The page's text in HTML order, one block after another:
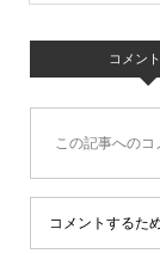
コメン
この記事へのコ
コメントするた